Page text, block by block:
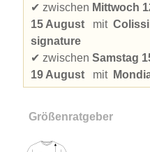
✔ zwischen Mittwoch
15 August
mit
signature
✔ zwischen Samstag
19 August
mit
Größenratgeber